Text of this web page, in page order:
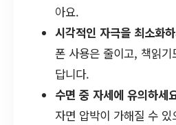
아요.
시각적인 자극을 최소화
폰 사용은 줄이고, 책읽
답니다.
수면 중 자세에 유의하세
자면 압박이 가해질 수